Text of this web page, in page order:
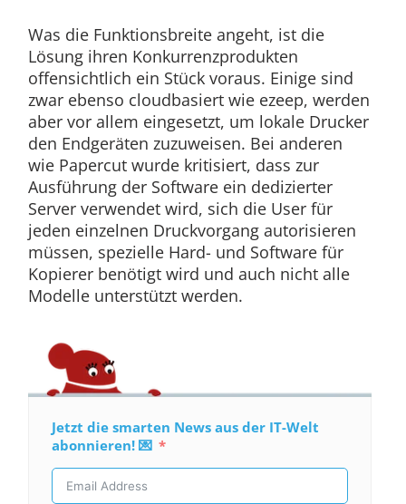
Was die Funktionsbreite angeht, ist die
Lösung ihren Konkurrenzprodukten
offensichtlich ein Stück voraus. Einige sind
zwar ebenso cloudbasiert wie ezeep, werden
aber vor allem eingesetzt, um lokale Drucker
den Endgeräten zuzuweisen. Bei anderen
wie Papercut wurde kritisiert, dass zur
Ausführung der Software ein dedizierter
Server verwendet wird, sich die User für
jeden einzelnen Druckvorgang autorisieren
müssen, spezielle Hard- und Software für
Kopierer benötigt wird und auch nicht alle
Modelle unterstützt werden.
Jetzt die smarten News aus der IT-Welt
abonnieren! 💌